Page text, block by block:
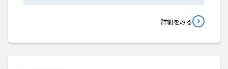
詳細をみる